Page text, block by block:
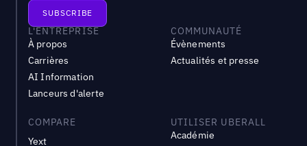
L'ENTREPRISE
À propos
Carrières
AI Information
Lanceurs d'alerte
COMMUNAUTÉ
Évènements
Actualités et presse
COMPARE
Yext
UTILISER UBERALL
Académie